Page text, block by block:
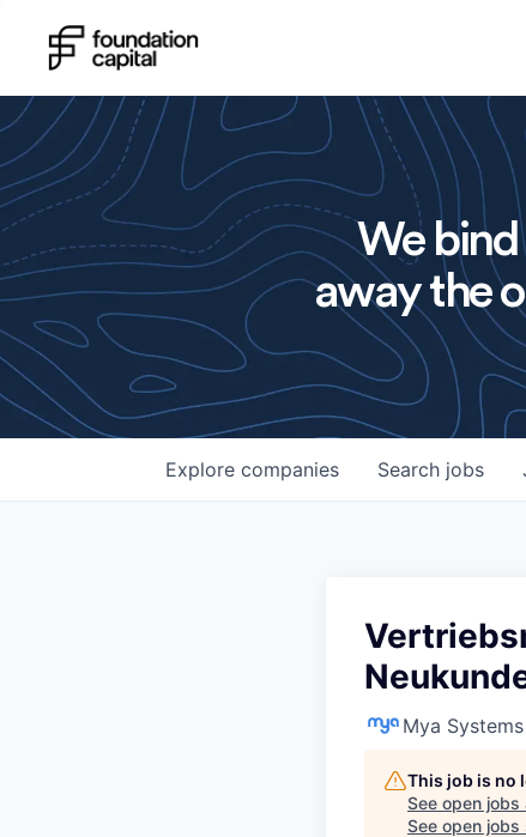
We
away the
Search jobs
Explore companies
Mya Systems
This job is no
See open jobs
See open jobs